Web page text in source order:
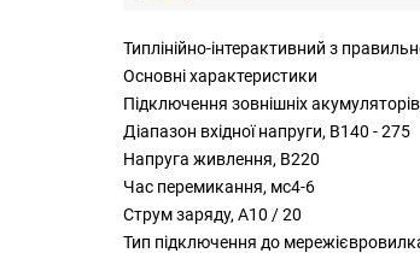
Типлінійно-інтерактивний з
Основнi характеристики
Підключення зовнішніх
Діапазон вхідної напруги, В140 - 275
Напруга живлення, В220
Час перемикання, мс4-6
Струм заряду, А10 / 20
Тип підключення до